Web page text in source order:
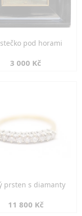
pod horami
3 000 Kč
prsten s diamanty
11 800 Kč